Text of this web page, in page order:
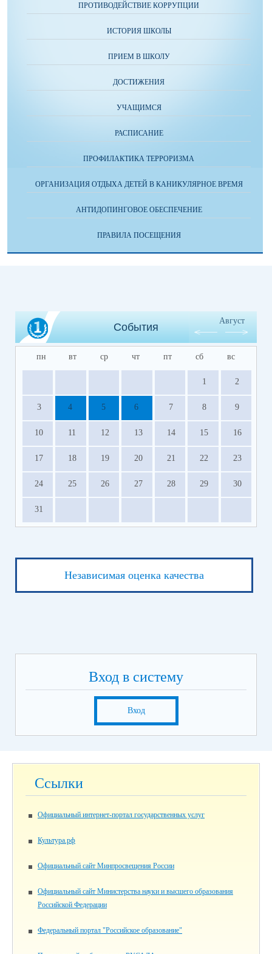
ПРОТИВОДЕЙСТВИЕ КОРРУПЦИИ
ИСТОРИЯ ШКОЛЫ
ПРИЕМ В ШКОЛУ
ДОСТИЖЕНИЯ
УЧАЩИМСЯ
РАСПИСАНИЕ
ПРОФИЛАКТИКА ТЕРРОРИЗМА
ОРГАНИЗАЦИЯ ОТДЫХА ДЕТЕЙ В КАНИКУЛЯРНОЕ ВРЕМЯ
АНТИДОПИНГОВОЕ ОБЕСПЕЧЕНИЕ
ПРАВИЛА ПОСЕЩЕНИЯ
События
Август
пн вт ср чт пт сб вс
1 2
3 4 5 6 7 8 9
10 11 12 13 14 15 16
17 18 19 20 21 22 23
24 25 26 27 28 29 30
31
Независимая оценка качества
Вход в систему
Вход
Ссылки
Официальный интернет-портал государственных услуг
Культура.рф
Официальный сайт Минпросвещения России
Официальный сайт Министерства науки и высшего образования
Российской Федерации
Федеральный портал "Российское образование"